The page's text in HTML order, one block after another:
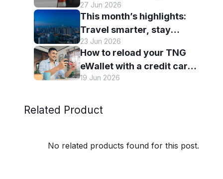
entitlement and how to use
it with TNG eWallet
27 Jun 2026
This month’s highlights:
Travel smarter, stay
connected and discover
more with TNG eWallet
23 Jun 2026
How to reload your TNG
eWallet with a credit card
— and why it’s worth it
19 Jun 2026
Related Product
No related products found for this post.